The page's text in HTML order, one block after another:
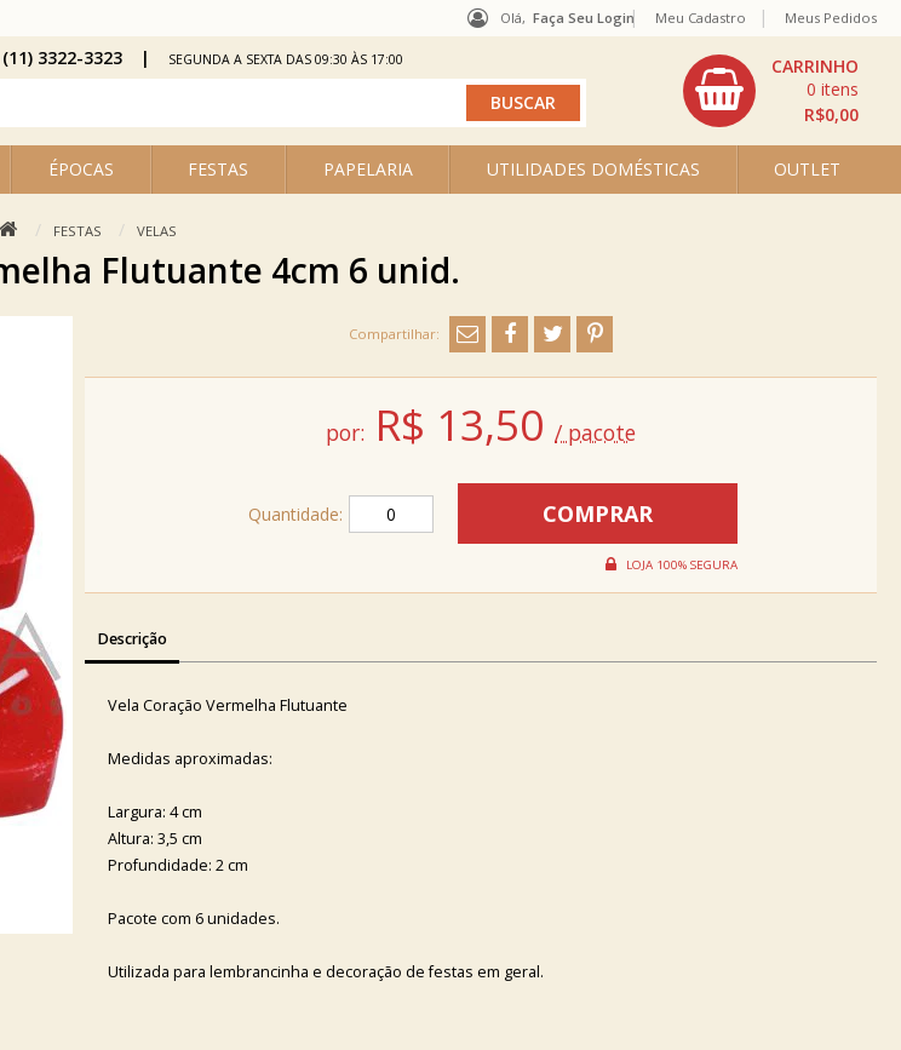
Olá, Faça Seu Login
ÉPOCAS FESTAS PAPELARIA UTILIDADES DOMÉSTICAS OUTLET
R$0,00
0
Meu Cadastro Meus Pedidos
3322-3323 SEGUNDA A SEXTA DAS 09:30 ÀS 17:00
FESTAS VELAS
Flutuante 4cm 6 unid.
por: R$ 13,50 / pacote
Quantidade:
Descrição
Vela Coração Vermelha Flutuante
Medidas aproximadas:
Largura: 4 cm
Altura: 3,5 cm
Profundidade: 2 cm
Pacote com 6 unidades.
Utilizada para lembrancinha e decoração de festas em geral.